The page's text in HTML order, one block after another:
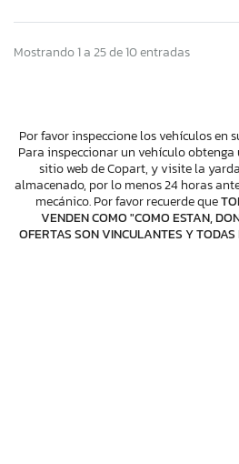
Mostrando 1 a 25 de 10 entradas
Por favor inspeccione los vehículos en
Para inspeccionar un vehículo
sitio web de Copart, y visite la
almacenado, por lo menos 24 horas
mecánico. Por favor recuerde que
VENDEN COMO "COMO ESTAN,
OFERTAS SON VINCULANTES Y